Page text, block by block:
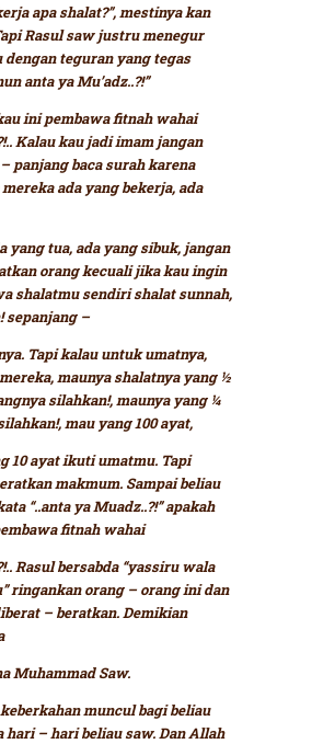
apa shalat?”,mestinya kan
Rasul saw justru menegur
teguran yang tegas
anta ya Mu’adz..?!”
ini pembawa fitnah wahai
Kalau kau jadi imam jangan
panjang baca surah karena
ada yang bekerja, ada
yang tua, ada yang sibuk, jangan
orang kecuali jika kau ingin
shalatmu sendiri shalat sunnah,
sepanjang –
Tapi kalau untuk umatnya,
maunya shalatnya yang ½
silahkan!, maunya yang ¼
mau yang 100 ayat,
10 ayat ikuti umatmu. Tapi
makmum. Sampai beliau
“..anta ya Muadz..?!”apakah
fitnah wahai
Rasul bersabda “yassiru wala
ringankan orang – orang ini dan
– beratkan.Demikian
Muhammad Saw.
muncul bagi beliau
hari – hari beliau saw. Dan Allah